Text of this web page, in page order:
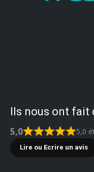
Ils nous ont fait
5,0 5,0
Lire ou Ecrire un avis